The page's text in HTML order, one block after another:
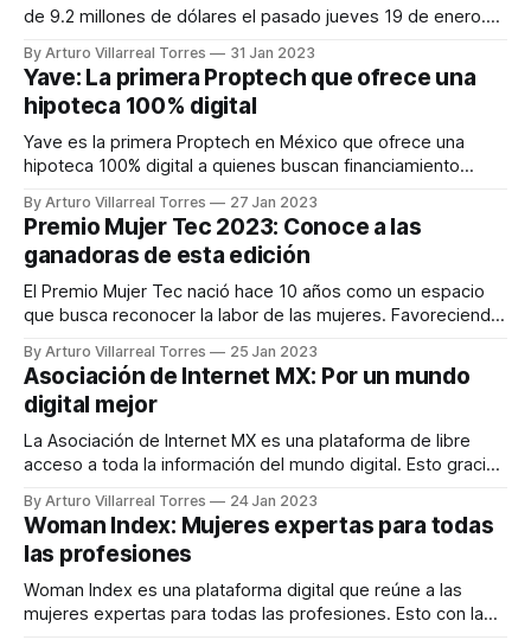
de 9.2 millones de dólares el pasado jueves 19 de enero.
Reynolds Co., con fondos adicionales de Poppe + Potthoff
Capital GmbH y Pegasus Tech Venture. Sheeva.AI ofrece un
servicio
By Arturo Villarreal Torres 31 Jan 2023
Yave: La primera Proptech que ofrece una
hipoteca 100% digital
Yave es la primera Proptech en México que ofrece una
hipoteca 100% digital a quienes buscan financiamiento
y 11 porciento, la plataforma ha ganado terreno en los
últimos años. El objetivo de Yave es ofrecer un servicio
flexible y personalizado
By Arturo Villarreal Torres 27 Jan 2023
Premio Mujer Tec 2023: Conoce a las
ganadoras de esta edición
El Premio Mujer Tec nació hace 10 años como un espacio
que busca reconocer la labor de las mujeres. Favoreciendo
impulso de las mujeres en la sociedad. Del mismo modo,
visibiliza el talento, liderazgo y aportaciones de mujeres
extraordinarias
By Arturo Villarreal Torres 25 Jan 2023
Asociación de Internet MX: Por un mundo
digital mejor
La Asociación de Internet MX es una plataforma de libre
acceso a toda la información del mundo digital. Esto gracias
temas que inciden en la industria del internet. La Asociación
de Internet MX se ha convertido en referente para el
desarrollo
By Arturo Villarreal Torres 24 Jan 2023
Woman Index: Mujeres expertas para todas
las profesiones
Woman Index es una plataforma digital que reúne a las
mujeres expertas para todas las profesiones. Esto con la